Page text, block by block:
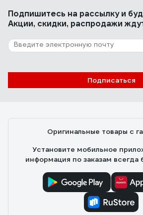
Подпишитесь на рассылкуи
Акции, скидки, распродажи
Подписаться
Оригинальные товары с
Установите мобильное
информация по заказам всегда